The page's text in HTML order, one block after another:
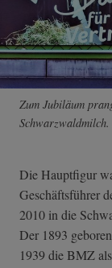
Zum Jubiläum
Die Hauptfigur
Geschäftsführer
2010 in die
Der 1893
1939 die BMZ